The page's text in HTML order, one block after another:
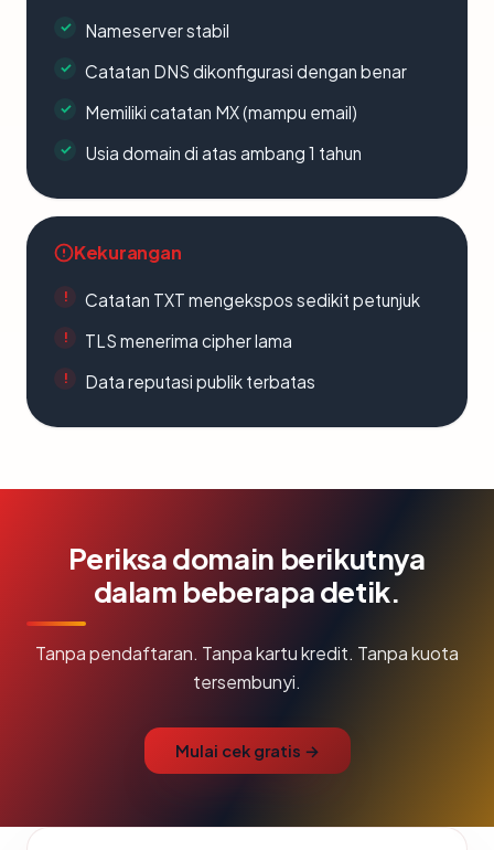
Nameserver stabil
Catatan DNS dikonfigurasi dengan benar
Memiliki catatan MX (mampu email)
Usia domain di atas ambang 1 tahun
Kekurangan
Catatan TXT mengekspos sedikit petunjuk
TLS menerima cipher lama
Data reputasi publik terbatas
Periksa domain berikutnya
dalam beberapa detik.
Tanpa pendaftaran. Tanpa kartu kredit. Tanpa kuota
tersembunyi.
Mulai cek gratis →